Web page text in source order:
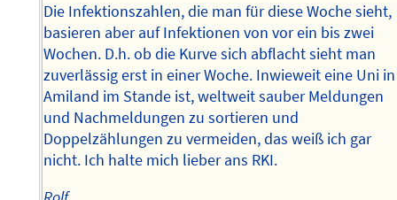
Die Infektionszahlen, die man für diese Woche sieht,
basieren aber auf Infektionen von vor ein bis zwei
Wochen. D.h. ob die Kurve sich abflacht sieht man
zuverlässig erst in einer Woche. Inwieweit eine Uni in
Amiland im Stande ist, weltweit sauber Meldungen
und Nachmeldungen zu sortieren und
Doppelzählungen zu vermeiden, das weiß ich gar
nicht. Ich halte mich lieber ans RKI.